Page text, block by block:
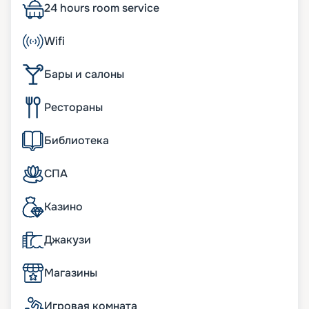
создании использовались инновационные
разработки, которые направлены на
обеспечение комфорта пассажиров и
повышение показателей экологичности. В 2 760
850 человек. Другие особенности:
• двигатели, работающие на сжиженном
природном газе;
• ширина – 47 м;
• длина судна – 330 метров;
• водоизмещение – более 205 тыс. т;
• общественные пространства общей площадью
около 40 тыс. м2;
• полузакрытый променад длиной 103 метра.
Интересное его украшение – светодиодные
• гидропонный сад, где выращивается зелень и
овощи для местных ресторанов.
К услугам пассажиров
24 hours room service
Wifi
Бары и салоны
Рестораны
Библиотека
СПА
Казино
Джакузи
Магазины
Игровая комната